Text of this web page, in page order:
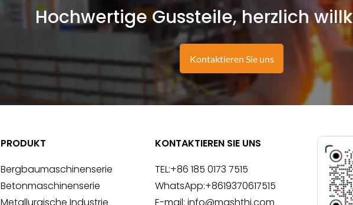
Hochwertige Gussteile, herzlich
Kontaktieren Sie uns
PRODUKT
Bergbaumaschinenserie
Betonmaschinenserie
KONTAKTIEREN SIE UNS
TEL:+86 185 0173 7515
WhatsApp:+8619370617515